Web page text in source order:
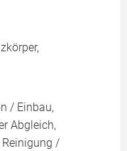
/ Einbau,
Abgleich,
/